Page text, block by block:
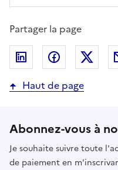
Partager la page
Partager surPartager
Haut de page
Abonnez-vous à
Je souhaite suivre toute
de paiement en